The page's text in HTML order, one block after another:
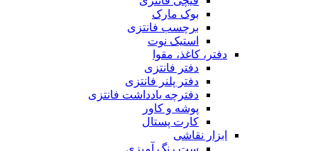
بوک مارک
برچسب فانتزی
استیک نوت
دفتر، کاغذ، مقوا
دفتر فانتزی
دفتر پلنر فانتزی
دفترچه یادداشت فانتزی
پوشه و کاور
کارت پستال
ابزار نقاشی
ست رنگ آمیزی